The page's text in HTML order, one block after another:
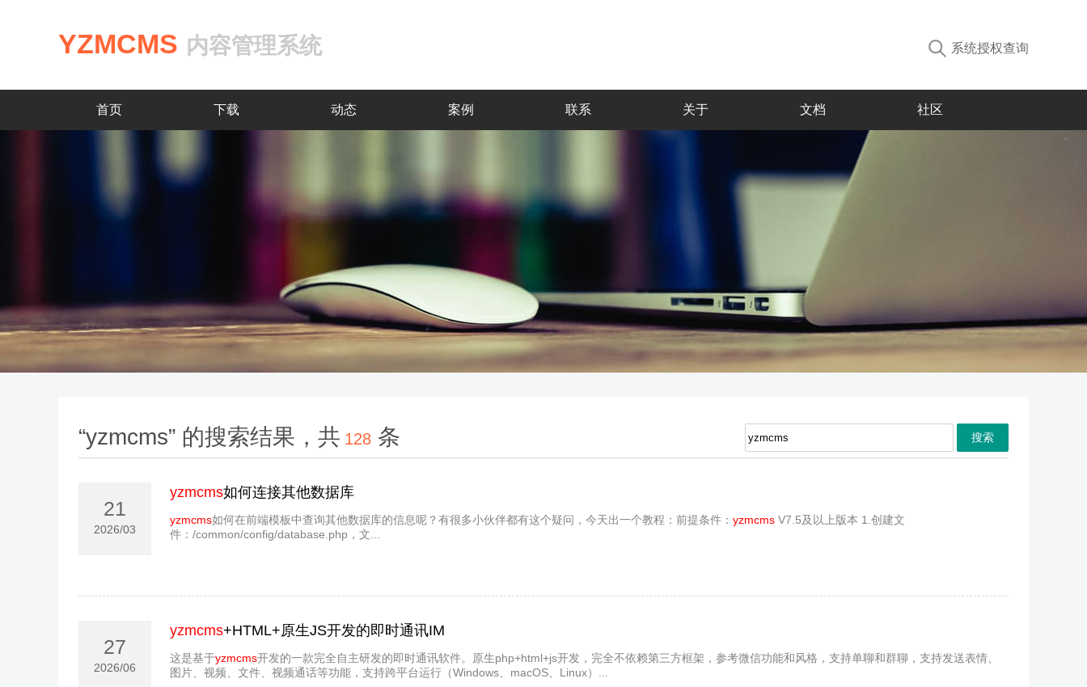
YZMCMS 内容管理系统 系统授权查询
首页 下载 动态 案例 联系 关于 文档 社区
“yzmcms” 的搜索结果，共 128 条
21
2026/03
yzmcms如何连接其他数据库
yzmcms如何在前端模板中查询其他数据库的信息呢？有很多小伙伴都有这个疑问，今天出一个教程：前提条件： yzmcms V7.5及以上版本 1.创建文
件：/common/config/database.php，文...
27
2026/06
yzmcms+HTML+原生JS开发的即时通讯IM
这是基于yzmcms开发的一款完全自主研发的即时通讯软件。原生php+html+js开发，完全不依赖第三方框架，参考微信功能和风格，支持单聊和群聊，支持发送表情、
图片、视频、文件、视频通话等功能，支持跨平台运行（Windows、macOS、Linux）...